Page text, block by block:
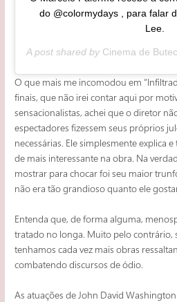
do @colormydays , para falar
Lee.
A post shared by Cinema de
O que mais me incomodou em
finais, que não irei contar aqui por
sensacionalistas, achei que o diretor
espectadores fizessem seus próprios
necessárias. Ele simplesmente explica
de mais interessante na obra. Na
mostrar para chocar foi seu maior
não era tão grandioso quanto ele
Entenda que, de forma alguma,
tratado no longa. Muito pelo contrário,
tenhamos cada vez mais obras
combatendo discursos de ódio.
As atuações de John David